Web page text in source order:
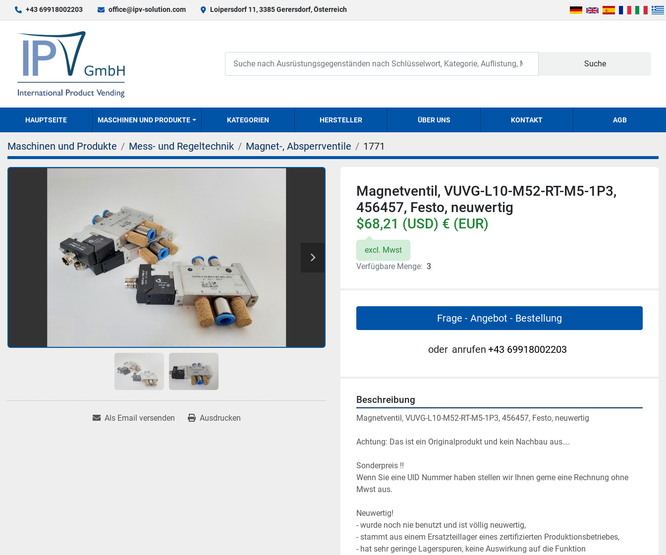
+43 69918002203 office@ipv-solution.com Loipersdorf 11, 3385 Gerersdorf, Österreich
Suche
HAUPTSEITE MASCHINEN UND PRODUKTE KATEGORIEN HERSTELLER ÜBER UNS KONTAKT AGB
Maschinen und Produkte Mess- und Regeltechnik Magnet-, Absperrventile 1771
Als Email versenden Ausdrucken
Magnetventil, VUVG-L10-M52-RT-M5-1P3,
456457, Festo, neuwertig
$68,21 (USD) € (EUR)
excl. Mwst
Verfügbare Menge: 3
Frage - Angebot - Bestellung
oder anrufen +43 69918002203
Beschreibung
Magnetventil, VUVG-L10-M52-RT-M5-1P3, 456457, Festo, neuwertig
Achtung: Das ist ein Originalprodukt und kein Nachbau aus….
Sonderpreis !!
Wenn Sie eine UID Nummer haben stellen wir Ihnen gerne eine Rechnung ohne
Mwst aus.
Neuwertig!
- wurde noch nie benutzt und ist völlig neuwertig,
- stammt aus einem Ersatzteillager eines zertifizierten Produktionsbetriebes,
- hat sehr geringe Lagerspuren, keine Auswirkung auf die Funktion